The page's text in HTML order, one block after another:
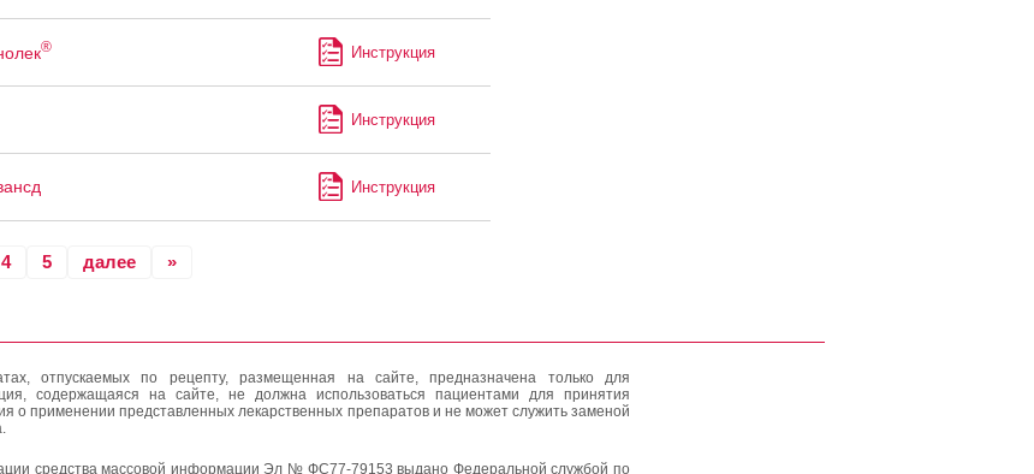
® Инструкция
Инструкция
Инструкция
4 5 далее »
отпускаемых по рецепту, размещенная на сайте, предназначена только для
содержащаяся на сайте, не должна использоваться пациентами для принятия
о применении представленных лекарственных препаратов и не может служить заменой
средства массовой информации Эл № ФС77-79153 выдано Федеральной службой по